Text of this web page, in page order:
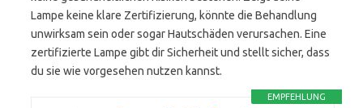
Lampe keine klare Zertifizierung, könnte die Behandlung
unwirksam sein oder sogar Hautschäden verursachen. Eine
zertifizierte Lampe gibt dir Sicherheit und stellt sicher, dass
du sie wie vorgesehen nutzen kannst.
EMPFEHLUNG